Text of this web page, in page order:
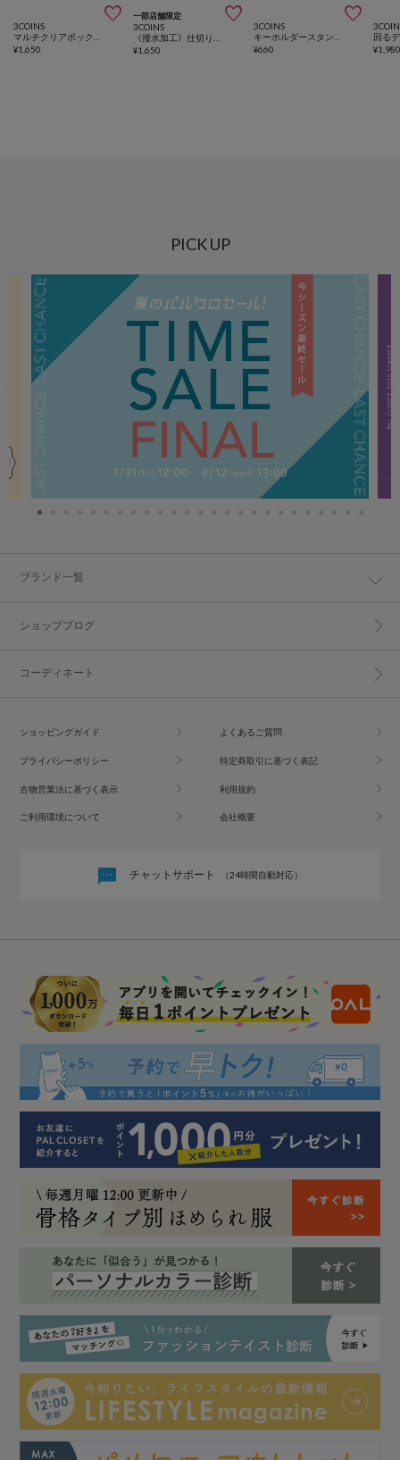

3COINS
¥1,650
一部店舗限定 
3COINS
¥1,650

3COINS
¥660 ¥
PICK UP
ブランド一覧
ショップブログ
コーディネート
ショッピングガイド よくあるご質問
プライバシーポリシー 特定商取引に基づく表記
古物営業法に基づく表示 利用規約
ご利用環境について 会社概要
チャットサポート （24時間自動対応）